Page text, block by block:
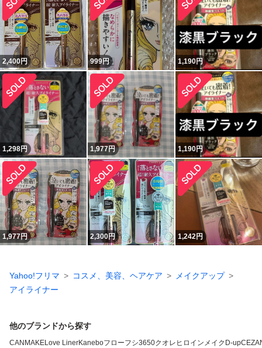
2,400円 999円 1,190円
1,298円 1,977円 1,190円
1,977円 2,300円 1,242円
Yahoo!フリマ コスメ、美容、ヘアケア
メイクアップ
アイライナー
他のブランドから探す
CANMAKELove LinerKaneboフローフシ3650クオレ ヒロインメイク D-up